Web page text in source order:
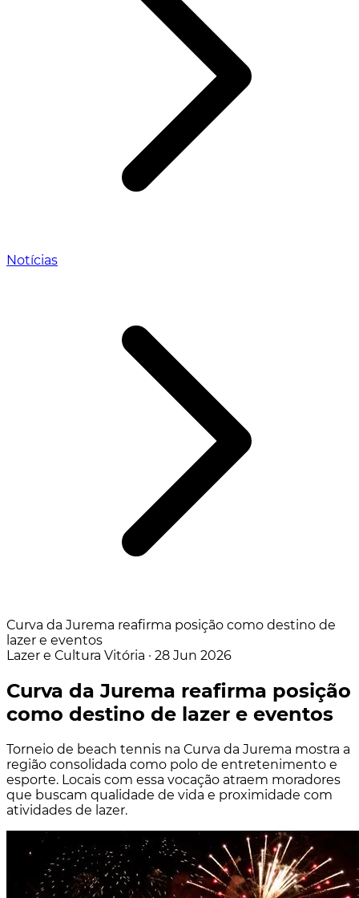
Notícias
Curva da Jurema reafirma posição como destino de
lazer e eventos
Lazer e Cultura Vitória · 28 Jun 2026
Curva da Jurema reafirma posição
como destino de lazer e eventos
Torneio de beach tennis na Curva da Jurema mostra a
região consolidada como polo de entretenimento e
esporte. Locais com essa vocação atraem moradores
que buscam qualidade de vida e proximidade com
atividades de lazer.